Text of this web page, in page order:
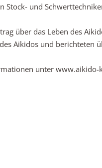
Stock- und
über das Leben des
Aikidos und berichteten
unter www.aikido-